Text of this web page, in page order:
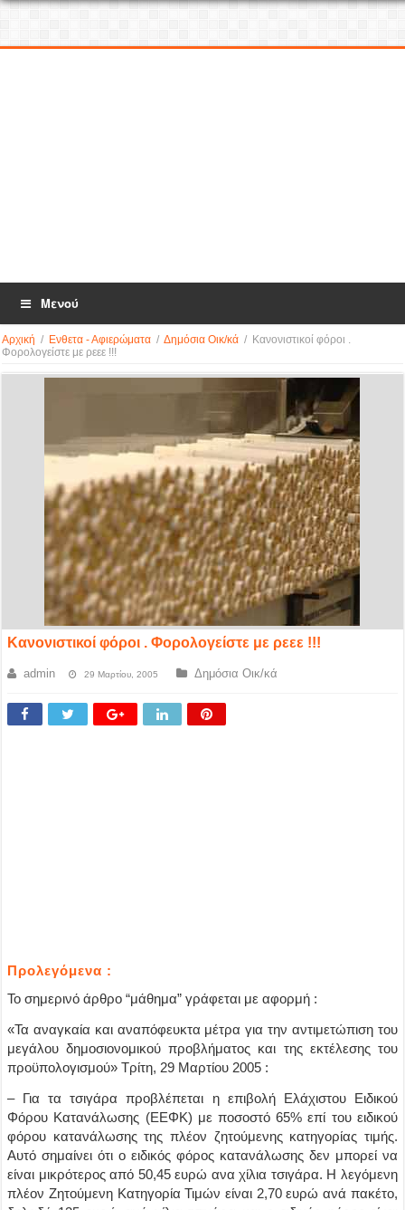
Μενού
Αρχική / Ενθετα - Αφιερώματα / Δημόσια Οικ/κά / Κανονιστικοί φόροι .
Φορολογείστε με ρεεε !!!
Κανονιστικοί φόροι . Φορολογείστε με ρεεε !!!
admin 29 Μαρτίου, 2005 Δημόσια Οικ/κά
Προλεγόμενα :
Το σημερινό άρθρο “μάθημα” γράφεται με αφορμή :
«Τα αναγκαία και αναπόφευκτα μέτρα για την αντιμετώπιση του
μεγάλου δημοσιονομικού προβλήματος και της εκτέλεσης του
προϋπολογισμού» Τρίτη, 29 Μαρτίου 2005 :
– Για τα τσιγάρα προβλέπεται η επιβολή Ελάχιστου Ειδικού
Φόρου Κατανάλωσης (ΕΕΦΚ) με ποσοστό 65% επί του ειδικού
φόρου κατανάλωσης της πλέον ζητούμενης κατηγορίας τιμής.
Αυτό σημαίνει ότι ο ειδικός φόρος κατανάλωσης δεν μπορεί να
είναι μικρότερος από 50,45 ευρώ ανα χίλια τσιγάρα. Η λεγόμενη
πλέον Ζητούμενη Κατηγορία Τιμών είναι 2,70 ευρώ ανά πακέτο,